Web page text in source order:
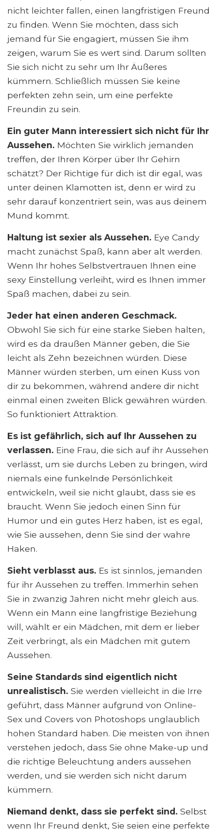
nicht leichter fallen, einen langfristigen Freund
zu finden. Wenn Sie möchten, dass sich
jemand für Sie engagiert, müssen Sie ihm
zeigen, warum Sie es wert sind. Darum sollten
Sie sich nicht zu sehr um Ihr Äußeres
kümmern. Schließlich müssen Sie keine
perfekten zehn sein, um eine perfekte
Freundin zu sein.
Ein guter Mann interessiert sich nicht für Ihr
Aussehen. Möchten Sie wirklich jemanden
treffen, der Ihren Körper über Ihr Gehirn
schätzt? Der Richtige für dich ist dir egal, was
unter deinen Klamotten ist, denn er wird zu
sehr darauf konzentriert sein, was aus deinem
Mund kommt.
Haltung ist sexier als Aussehen. Eye Candy
macht zunächst Spaß, kann aber alt werden.
Wenn Ihr hohes Selbstvertrauen Ihnen eine
sexy Einstellung verleiht, wird es Ihnen immer
Spaß machen, dabei zu sein.
Jeder hat einen anderen Geschmack.
Obwohl Sie sich für eine starke Sieben halten,
wird es da draußen Männer geben, die Sie
leicht als Zehn bezeichnen würden. Diese
Männer würden sterben, um einen Kuss von
dir zu bekommen, während andere dir nicht
einmal einen zweiten Blick gewähren würden.
So funktioniert Attraktion.
Es ist gefährlich, sich auf Ihr Aussehen zu
verlassen. Eine Frau, die sich auf ihr Aussehen
verlässt, um sie durchs Leben zu bringen, wird
niemals eine funkelnde Persönlichkeit
entwickeln, weil sie nicht glaubt, dass sie es
braucht. Wenn Sie jedoch einen Sinn für
Humor und ein gutes Herz haben, ist es egal,
wie Sie aussehen, denn Sie sind der wahre
Haken.
Sieht verblasst aus. Es ist sinnlos, jemanden
für ihr Aussehen zu treffen. Immerhin sehen
Sie in zwanzig Jahren nicht mehr gleich aus.
Wenn ein Mann eine langfristige Beziehung
will, wählt er ein Mädchen, mit dem er lieber
Zeit verbringt, als ein Mädchen mit gutem
Aussehen.
Seine Standards sind eigentlich nicht
unrealistisch. Sie werden vielleicht in die Irre
geführt, dass Männer aufgrund von Online-
Sex und Covers von Photoshops unglaublich
hohen Standard haben. Die meisten von ihnen
verstehen jedoch, dass Sie ohne Make-up und
die richtige Beleuchtung anders aussehen
werden, und sie werden sich nicht darum
kümmern.
Niemand denkt, dass sie perfekt sind. Selbst
wenn Ihr Freund denkt, Sie seien eine perfekte